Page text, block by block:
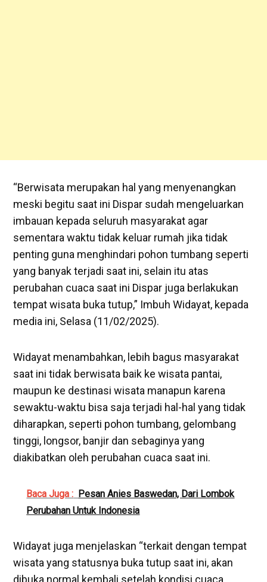
“Berwisata merupakan hal yang menyenangkan
meski begitu saat ini Dispar sudah mengeluarkan
imbauan kepada seluruh masyarakat agar
sementara waktu tidak keluar rumah jika tidak
penting guna menghindari pohon tumbang seperti
yang banyak terjadi saat ini, selain itu atas
perubahan cuaca saat ini Dispar juga berlakukan
tempat wisata buka tutup,” Imbuh Widayat, kepada
media ini, Selasa (11/02/2025).
Widayat menambahkan, lebih bagus masyarakat
saat ini tidak berwisata baik ke wisata pantai,
maupun ke destinasi wisata manapun karena
sewaktu-waktu bisa saja terjadi hal-hal yang tidak
diharapkan, seperti pohon tumbang, gelombang
tinggi, longsor, banjir dan sebaginya yang
diakibatkan oleh perubahan cuaca saat ini.
Baca Juga : Pesan Anies Baswedan, Dari Lombok
Perubahan Untuk Indonesia
Widayat juga menjelaskan “terkait dengan tempat
wisata yang statusnya buka tutup saat ini, akan
dibuka normal kembali setelah kondisi cuaca